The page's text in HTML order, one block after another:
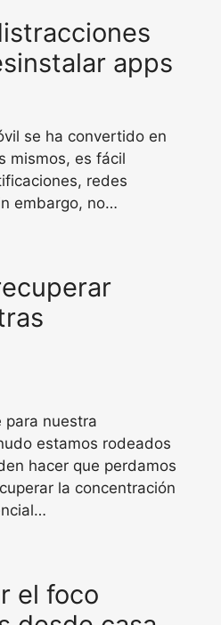
apps
se ha convertido en
mismos, es fácil
redes
embargo, no…
para nuestra
estamos rodeados
hacer que perdamos
la concentración
el foco